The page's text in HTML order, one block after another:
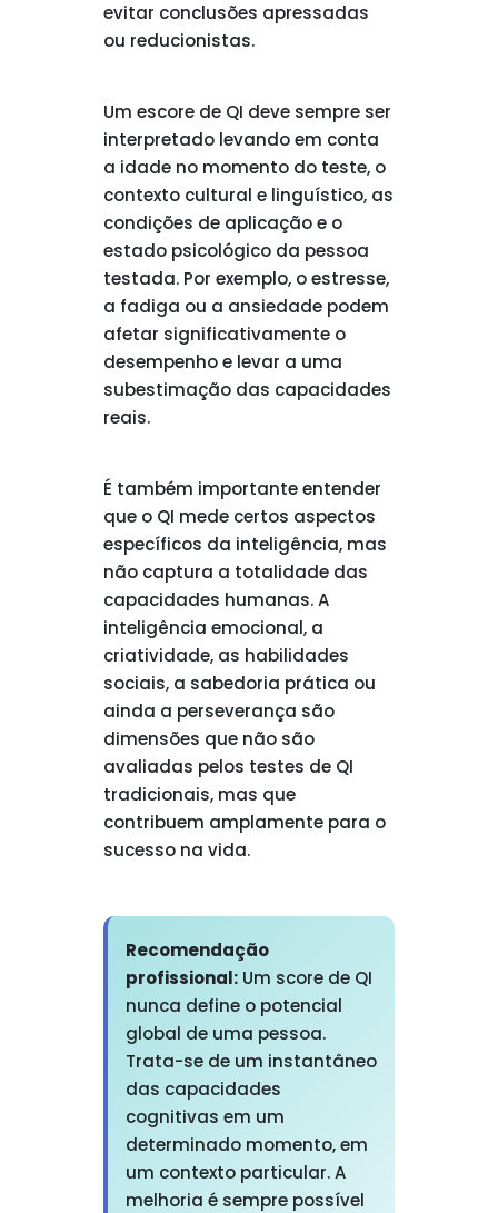
evitar conclusões apressadas
ou reducionistas.
Um escore de QI deve sempre ser
interpretado levando em conta
a idade no momento do teste, o
contexto cultural e linguístico, as
condições de aplicação e o
estado psicológico da pessoa
testada. Por exemplo, o estresse,
a fadiga ou a ansiedade podem
afetar significativamente o
desempenho e levar a uma
subestimação das capacidades
reais.
É também importante entender
que o QI mede certos aspectos
específicos da inteligência, mas
não captura a totalidade das
capacidades humanas. A
inteligência emocional, a
criatividade, as habilidades
sociais, a sabedoria prática ou
ainda a perseverança são
dimensões que não são
avaliadas pelos testes de QI
tradicionais, mas que
contribuem amplamente para o
sucesso na vida.
Recomendação
profissional:Um score de QI
nunca define o potencial
global de uma pessoa.
Trata-se de um instantâneo
das capacidades
cognitivas em um
determinado momento, em
um contexto particular. A
melhoria é sempre possível